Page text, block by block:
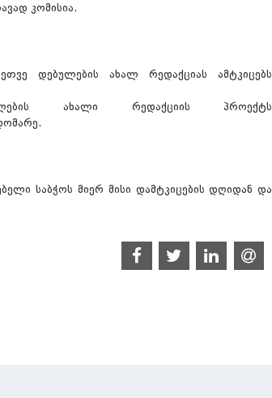
კომისია.
დებულების ახალ რედაქციას ამტკიცებს
ახალი რედაქციის პროექტს
საბჭოს მიერ მისი დამტკიცების დღიდან და